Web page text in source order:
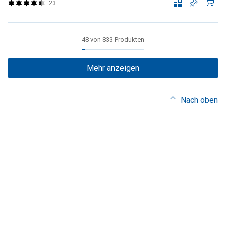
23
48 von 833 Produkten
Mehr anzeigen
Nach oben